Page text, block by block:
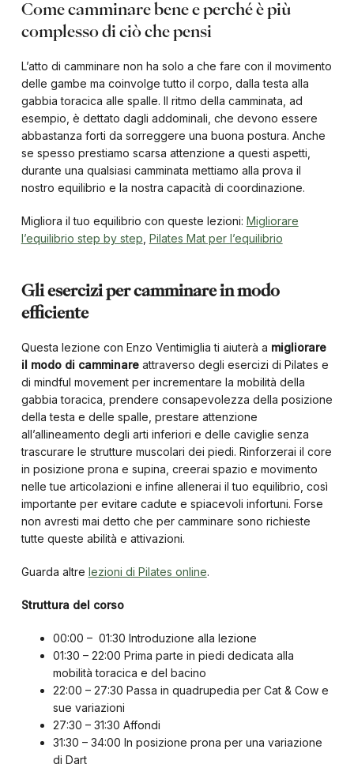
Come camminare bene e perché è più
complesso di ciò che pensi
L’atto di camminare non ha solo a che fare con il movimento
delle gambe ma coinvolge tutto il corpo, dalla testa alla
gabbia toracica alle spalle. Il ritmo della camminata, ad
esempio, è dettato dagli addominali, che devono essere
abbastanza forti da sorreggere una buona postura. Anche
se spesso prestiamo scarsa attenzione a questi aspetti,
durante una qualsiasi camminata mettiamo alla prova il
nostro equilibrio e la nostra capacità di coordinazione.
Migliora il tuo equilibrio con queste lezioni: Migliorare
l’equilibrio step by step Pilates Mat per l’equilibrio
Gli esercizi per camminare in modo
efficiente
Questa lezione con Enzo Ventimiglia ti aiuterà a migliorare
il modo di camminareattraverso degli esercizi di Pilates e
di mindful movement per incrementare la mobilità della
gabbia toracica, prendere consapevolezza della posizione
della testa e delle spalle, prestare attenzione
all’allineamento degli arti inferiori e delle caviglie senza
trascurare le strutture muscolari dei piedi. Rinforzerai il core
in posizione prona e supina, creerai spazio e movimento
nelle tue articolazioni e infine allenerai il tuo equilibrio, così
importante per evitare cadute e spiacevoli infortuni. Forse
non avresti mai detto che per camminare sono richieste
tutte queste abilità e attivazioni.
Guarda altre lezioni di Pilates online.
Struttura del corso
00:00 – 01:30 Introduzione alla lezione
01:30 – 22:00 Prima parte in piedi dedicata alla
mobilità toracica e del bacino
22:00 – 27:30 Passa in quadrupedia per Cat & Cow e
sue variazioni
27:30 – 31:30 Affondi
31:30 – 34:00 In posizione prona per una variazione
di Dart